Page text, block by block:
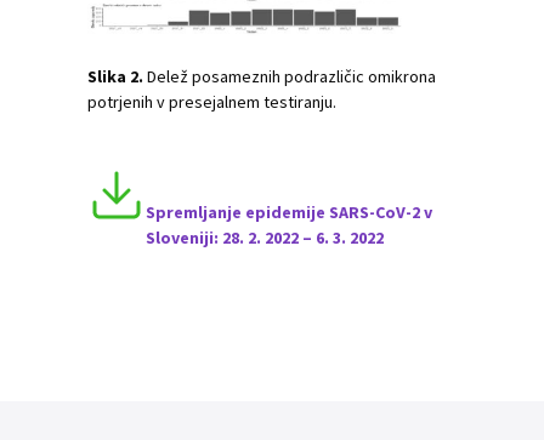
Slika 2. Delež posameznih podrazličic omikrona
potrjenih v presejalnem testiranju.
Spremljanje epidemije SARS-CoV-2 v
Sloveniji: 28. 2. 2022 – 6. 3. 2022